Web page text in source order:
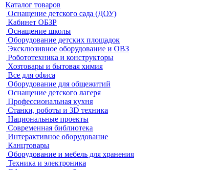
Каталог товаров
Оснащение детского сада (ДОУ)
Кабинет ОБЗР
Оснащение школы
Оборудование детских площадок
Эксклюзивное оборудование и ОВЗ
Робототехника и конструкторы
Хозтовары и бытовая химия
Все для офиса
Оборудование для общежитий
Оснащение детского лагеря
Профессиональная кухня
Станки, роботы и 3D техника
Национальные проекты
Современная библиотека
Интерактивное оборудование
Канцтовары
Оборудование и мебель для хранения
Техника и электроника